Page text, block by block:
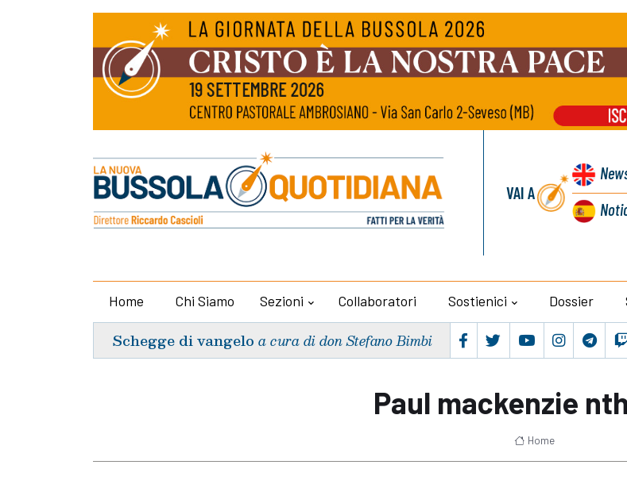
VAI A
Home Chi Siamo Sezioni Collaboratori Sostienici Dossier
Schegge di vangelo a cura di don Stefano Bimbi
Paul mackenzie
Home